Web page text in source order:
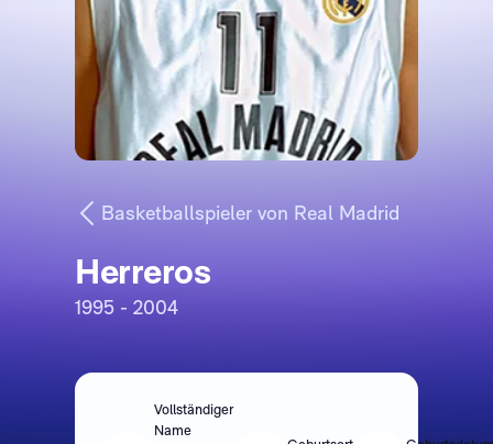
Basketballspieler von Real Madrid
Herreros
1995 - 2004
Vollständiger
Name